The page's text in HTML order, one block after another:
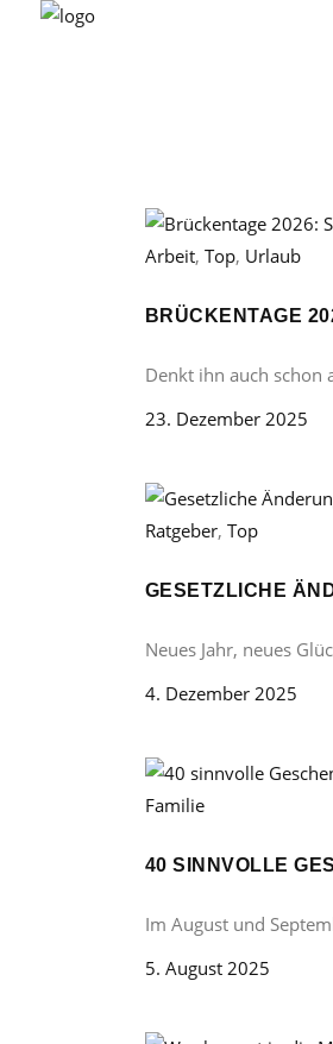
Arbeit, Top, Urlaub
BRÜCKENTAGE
Denkt ihn auch schon
23. Dezember 2025
Ratgeber, Top
GESETZLICHE
Neues Jahr, neues
4. Dezember 2025
Familie
40 SINNVOLLE
Im August und
5. August 2025